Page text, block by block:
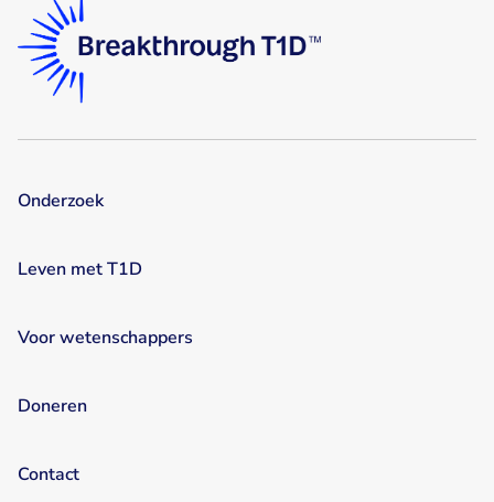
Onderzoek
Leven met T1D
Voor wetenschappers
Doneren
Contact